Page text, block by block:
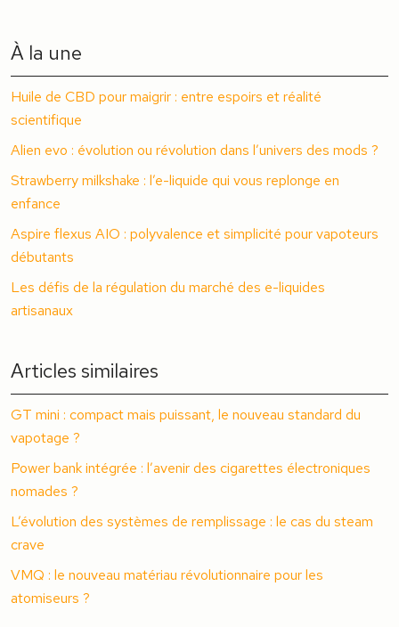
À la une
Huile de CBD pour maigrir : entre espoirs et réalité
scientifique
Alien evo : évolution ou révolution dans l’univers des mods ?
Strawberry milkshake : l’e-liquide qui vous replonge en
enfance
Aspire flexus AIO : polyvalence et simplicité pour vapoteurs
débutants
Les défis de la régulation du marché des e-liquides
artisanaux
Articles similaires
GT mini : compact mais puissant, le nouveau standard du
vapotage ?
Power bank intégrée : l’avenir des cigarettes électroniques
nomades ?
L’évolution des systèmes de remplissage : le cas du steam
crave
VMQ : le nouveau matériau révolutionnaire pour les
atomiseurs ?